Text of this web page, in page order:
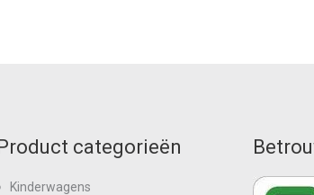
categorieën
Kinderwagens